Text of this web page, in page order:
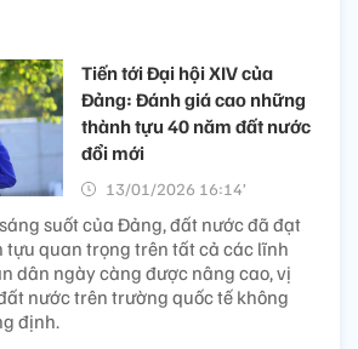
Tiến tới Đại hội XIV của
Đảng: Đánh giá cao những
thành tựu 40 năm đất nước
đổi mới
13/01/2026 16:14’
suốt của Đảng, đất nước đã đạt
quan trọng trên tất cả các lĩnh
dân ngày càng được nâng cao, vị
nước trên trường quốc tế không
định.